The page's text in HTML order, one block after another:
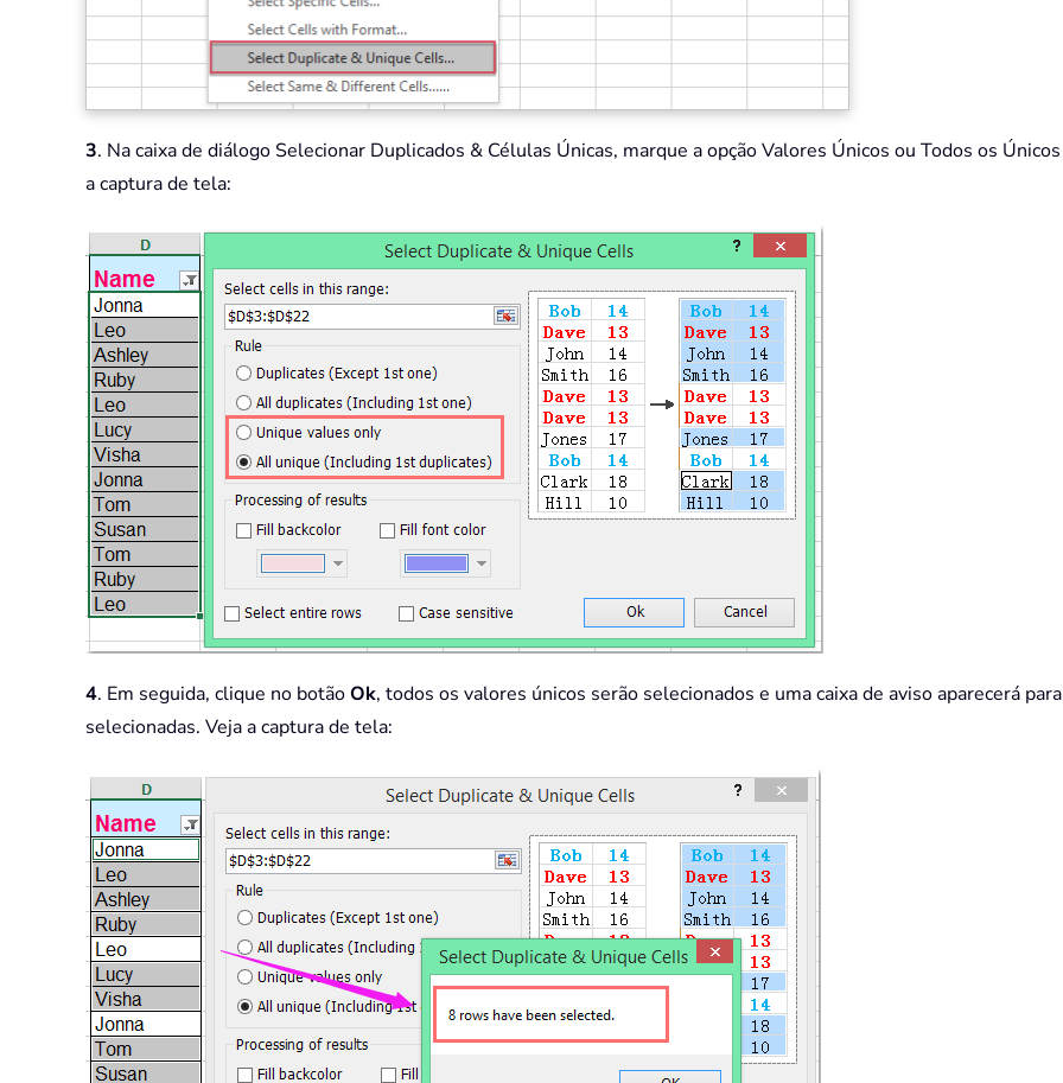
3. Na caixa de diálogo Selecionar Duplicados & Células Únicas, marque a opção Valores Únicos ou Todos os
a captura de tela:
4. Em seguida, clique no botãoOk, todos os valores únicos serão selecionados e uma caixa de aviso aparecerá
selecionadas. Veja a captura de tela: